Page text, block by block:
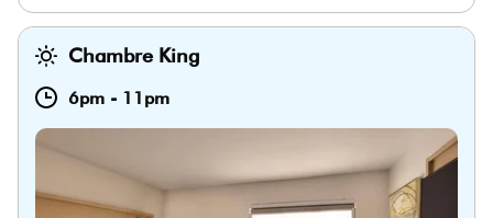
Chambre King
6pm - 11pm